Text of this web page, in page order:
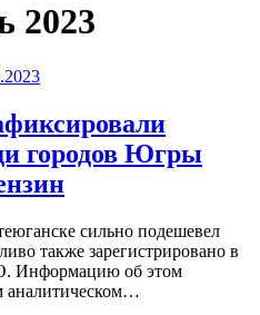
2023
городов Югры
сильно подешевел
также зарегистрировано в
Информацию об этом
аналитическом…